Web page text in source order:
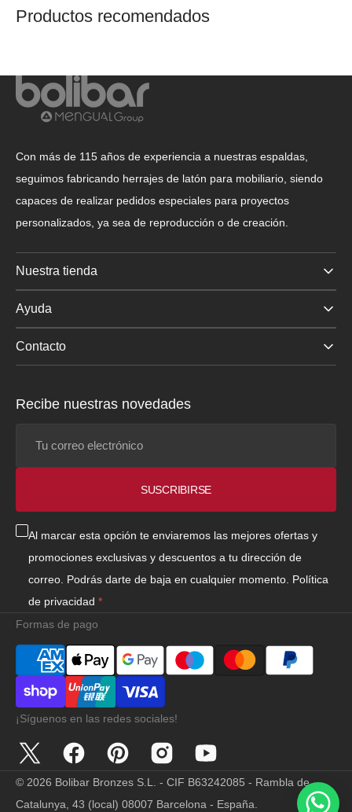
Productos recomendados
Con más de 115 años de experiencia a nuestras espaldas,
seguimos fabricando herrajes de latón para mobiliario, siendo
capaces de realizar pedidos especiales para proyectos
personalizados, ya sea de reproducción o de creación.
Nuestra tienda
Ayuda
Contacto
Recibe nuestras novedades
SUSCRIBIRSE
Al marcar esta opción te enviaremos las mejores ofertas y
promociones exclusivas y descuentos a tu dirección de
correo. Podrás darte de baja en cualquier momento. Política
de privacidad
Formas de pago
¡Síguenos en las redes sociales!
Twitter FacebookPinterest InstagramYouTube
© 2026 Bolibar Bronzes S.L. - CIF B63242085 - Rambla de
Catalunya, 43 (local) 08007 Barcelona - España